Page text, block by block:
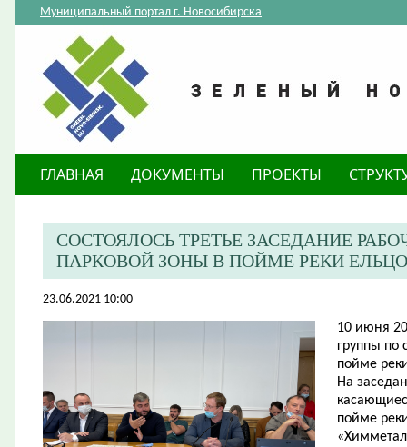
Муниципальный портал г. Новосибирска
ГЛАВНАЯ ДОКУМЕНТЫ ПРОЕКТЫ
СОСТОЯЛОСЬ ТРЕТЬЕ ЗАСЕДАНИЕ
ПАРКОВОЙ ЗОНЫ В ПОЙМЕ РЕКИ
23.06.2021 10:00
10 июня
группы по
пойме
На
пойме